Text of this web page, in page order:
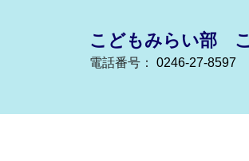
こどもみらい部
電話番号： 0246-27-8597